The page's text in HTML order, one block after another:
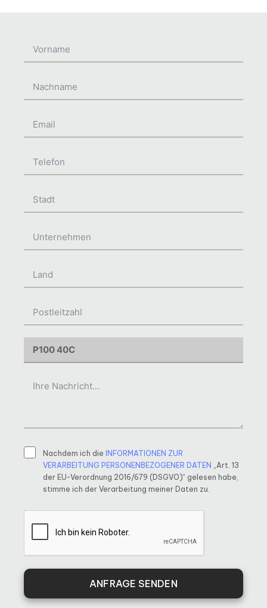
Nachdem ich die INFORMATIONEN ZUR
VERARBEITUNG PERSONENBEZOGENER DATEN
„Art. 13
der EU-Verordnung 2016/679 (DSGVO)“ gelesen habe,
stimme ich der Verarbeitung meiner Daten zu.
ANFRAGE SENDEN